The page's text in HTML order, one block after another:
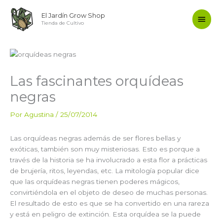
contenido
El Jardín Grow Shop
Tienda de Cultivo
Las fascinantes orquídeas
negras
Por Agustina / 25/07/2014
Las orquídeas negras además de ser flores bellas y
exóticas, también son muy misteriosas. Esto es porque a
través de la historia se ha involucrado a esta flor a prácticas
de brujería, ritos, leyendas, etc. La mitología popular dice
que las orquídeas negras tienen poderes mágicos,
convirtiéndola en el objeto de deseo de muchas personas.
El resultado de esto es que se ha convertido en una rareza
y está en peligro de extinción. Esta orquídea se la puede